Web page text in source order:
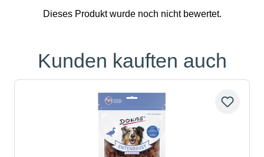
Produktgalerie überspringen
Kunden kauften auch